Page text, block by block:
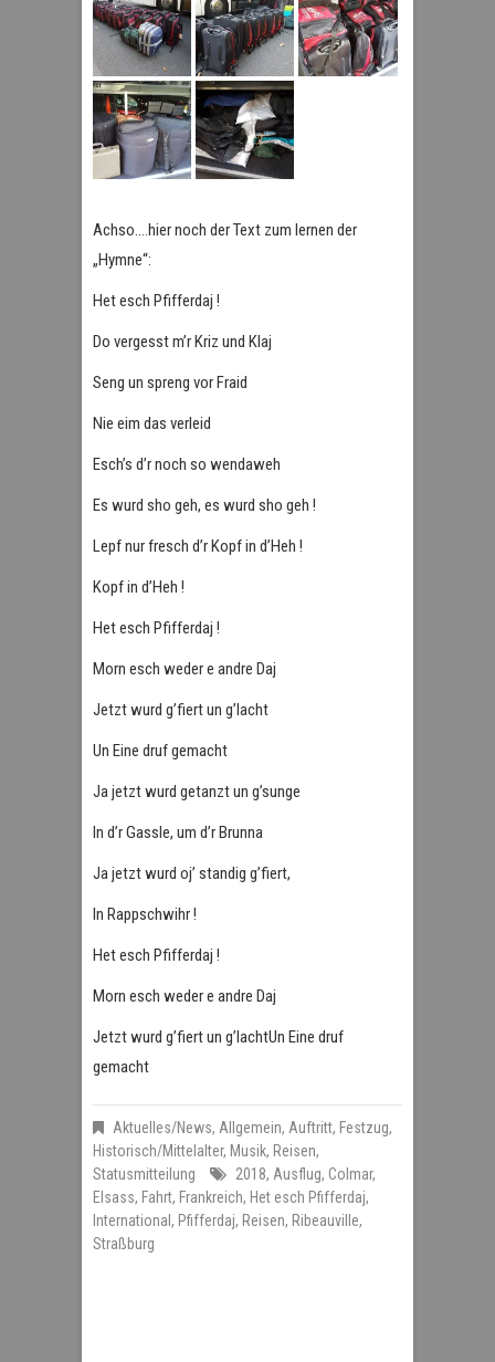
Achso….hier noch der Text zum lernen der
„Hymne“:
Het esch Pfifferdaj !
Do vergesst m’r Kriz und Klaj
Seng un spreng vor Fraid
Nie eim das verleid
Esch’s d’r noch so wendaweh
Es wurd sho geh, es wurd sho geh !
Lepf nur fresch d’r Kopf in d’Heh !
Kopf in d’Heh !
Het esch Pfifferdaj !
Morn esch weder e andre Daj
Jetzt wurd g’fiert un g’lacht
Un Eine druf gemacht
Ja jetzt wurd getanzt un g’sunge
In d’r Gassle, um d’r Brunna
Ja jetzt wurd oj’ standig g’fiert,
In Rappschwihr !
Het esch Pfifferdaj !
Morn esch weder e andre Daj
Jetzt wurd g’fiert un g’lachtUn Eine druf
gemacht
Aktuelles/News, Allgemein, Auftritt, Festzug,
Historisch/Mittelalter, Musik, Reisen,
Statusmitteilung
2018, Ausflug, Colmar,
Elsass, Fahrt, Frankreich, Het esch Pfifferdaj,
International , Pfifferdaj, Reisen, Ribeauville,
Straßburg